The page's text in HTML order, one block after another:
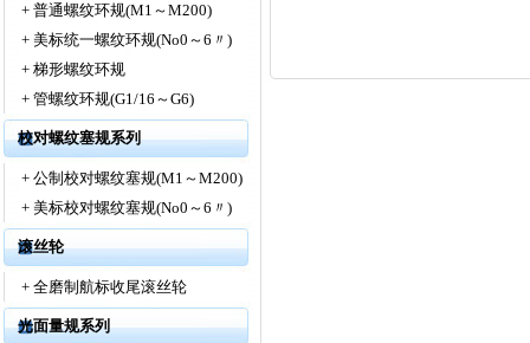
+ 普通螺纹环规(M1～M200)
+ 美标统一螺纹环规(No0～6〃)
+ 梯形螺纹环规
+ 管螺纹环规(G1/16～G6)
校对螺纹塞规系列
+ 公制校对螺纹塞规(M1～M200)
+ 美标校对螺纹塞规(No0～6〃)
滚丝轮
+ 全磨制航标收尾滚丝轮
光面量规系列